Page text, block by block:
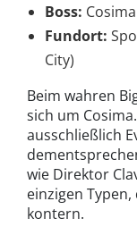
Boss: Cosima
Fundort:
City)
Beim wahren
sich um
ausschließlich
wie Direktor
einzigen
kontern.